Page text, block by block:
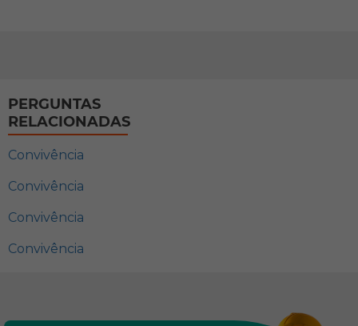
PERGUNTAS
RELACIONADAS
Convivência
Convivência
Convivência
Convivência